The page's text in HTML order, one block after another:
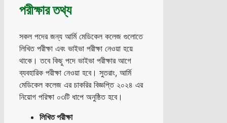
পরীক্ষার তথ্য
সকল পদের জন্য আর্মি মেডিকেল কলেজ গুলোতে
লিখিত পরীক্ষা এবং ভাইভা পরীক্ষা নেওয়া হয়ে
থাকে। তবে কিছু পদে ভাইভা পরীক্ষার আগে
ব্যবহারিক পরীক্ষা নেওয়া হবে। সুতরাং, আর্মি
মেডিকেল কলেজ এর চাকরির বিজ্ঞপ্তি ২০২৪ এর
নিয়োগ পরিক্ষা ০৩টি ধাপে অনুষ্ঠিত হবে।
লিখিত পরীক্ষা